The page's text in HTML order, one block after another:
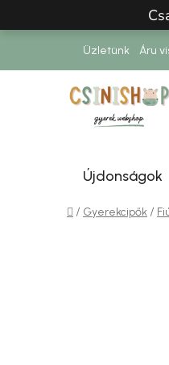
Üzletünk Áru
Újdonságok
Kezdőlap
/ Gyerekcipők /